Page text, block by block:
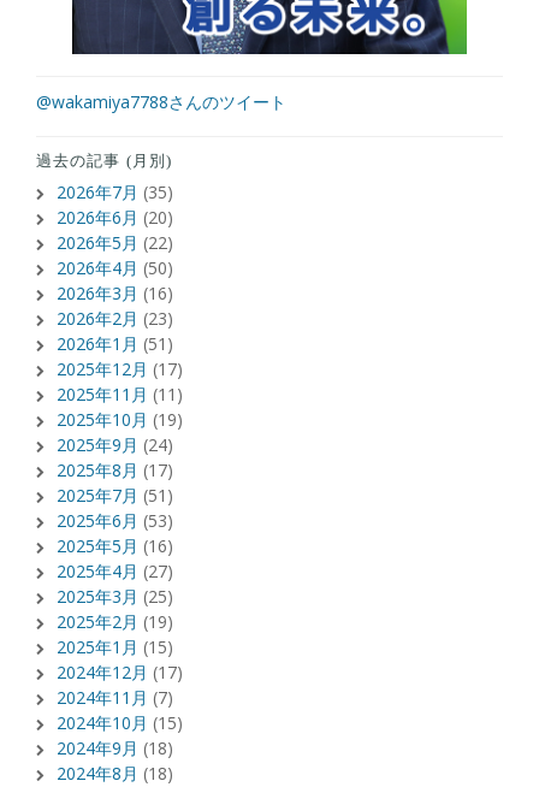
@wakamiya7788さんのツイート
過去の記事 (月別)
2026年7月 (35)
2026年6月 (20)
2026年5月 (22)
2026年4月 (50)
2026年3月 (16)
2026年2月 (23)
2026年1月 (51)
2025年12月 (17)
2025年11月 (11)
2025年10月 (19)
2025年9月 (24)
2025年8月 (17)
2025年7月 (51)
2025年6月 (53)
2025年5月 (16)
2025年4月 (27)
2025年3月 (25)
2025年2月 (19)
2025年1月 (15)
2024年12月 (17)
2024年11月 (7)
2024年10月 (15)
2024年9月 (18)
2024年8月 (18)